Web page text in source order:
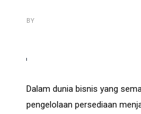
BY
Dalam dunia bisnis yang
pengelolaan persediaan